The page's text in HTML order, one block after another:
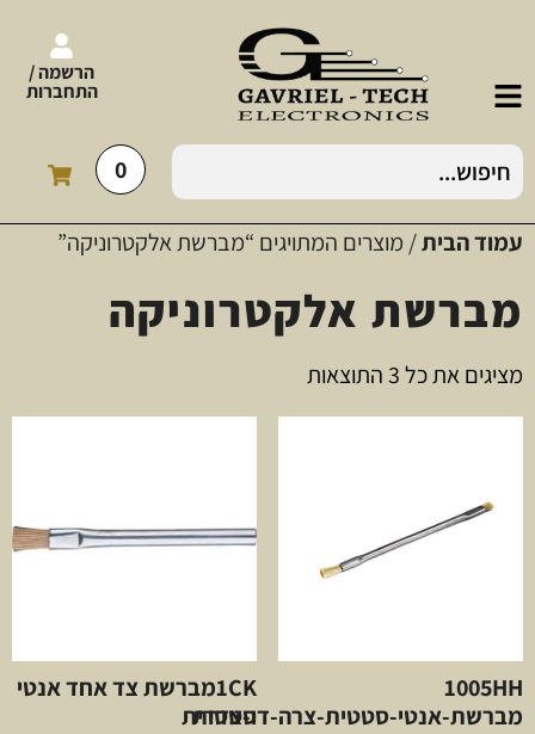
הרשמה /
התחברות
0
עמוד הבית/ מוצרים המתויגים “מברשת אלקטרוניקה”
מברשת אלקטרוניקה
מציגים את כל ⁦3⁩ התוצאות
1005HH
מברשת-אנטי-סטטית-צרה-דו-צדדית
1CKמברשת צד אחד אנטי
סטטית